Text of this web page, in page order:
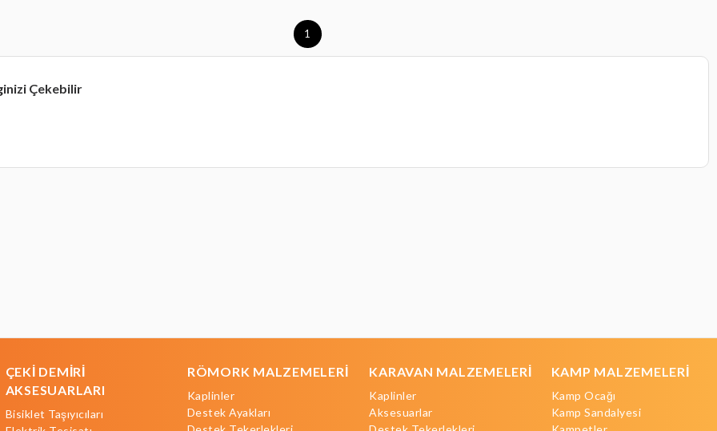
1
Çekebilir
ÇEKİ DEMİRİ
AKSESUARLARI
Bisiklet Taşıyıcıları
RÖMORK MALZEMELERİ
Kaplinler
Destek Ayakları
KARAVAN MALZEMELERİ
Kaplinler
Aksesuarlar
KAMP MALZEMELERİ
Kamp Ocağı
Kamp Sandalyesi